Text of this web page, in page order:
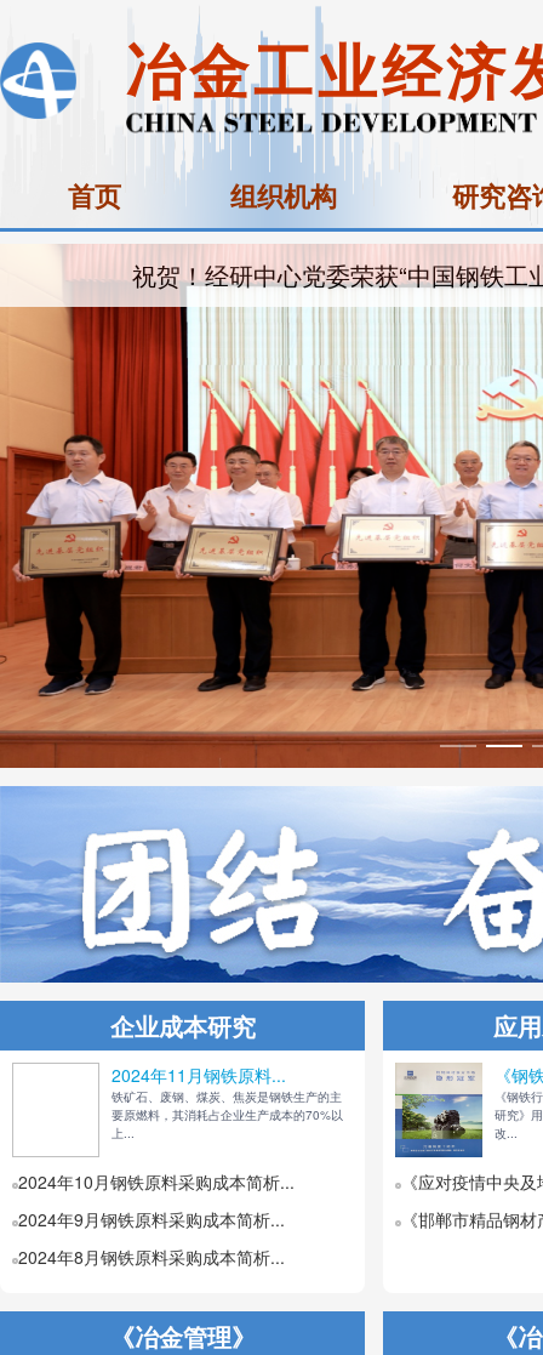
冶金工业经济
首页 组织机构 研究咨
祝贺！经研中心党委荣获“中国钢铁工
企业成本研究
2024年11月钢铁原料...
铁矿石、废钢、煤炭、焦炭是钢铁生产的主
要原燃料，其消耗占企业生产成本的70%以
上...
2024年10月钢铁原料采购成本简析...
2024年9月钢铁原料采购成本简析...
2024年8月钢铁原料采购成本简析...
应
《钢
《钢铁
研究》
改...
《应对疫情中央
《邯郸市精品钢
《冶金管理》 《